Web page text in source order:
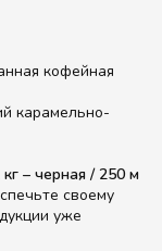
кофейная
карамельно-
– черная / 250 м
своему
уже